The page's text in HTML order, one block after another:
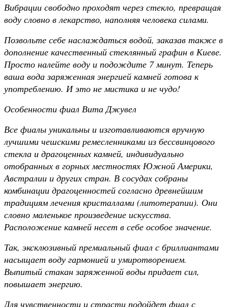
Вибрации свободно проходят через стекло, превращая
воду словно в лекарство, наполняя человека силами.
Позвольте себе наслаждаться водой, заказав также в
дополнение качественный стеклянный графин в Киеве.
Просто налейте воду и подождите 7 минут. Теперь
ваша вода заряженная энергией камней готова к
употреблению. И это не мистика и не чудо!
Особенности фиал Вита Джувел
Все фиалы уникальны и изготавливаются вручную
лучшими чешскими ремесленниками из бессвинцового
стекла и драгоценных камней, индивидуально
отобранных в горных местностях Южной Америки,
Австралии и других стран. В сосудах собраны
комбинации драгоценностей согласно древнейшим
традициям лечения кристаллами (литотерапии). Они
словно маленькое произведение искусства.
Расположение камней несет в себе особое значение.
Так, эксклюзивный премиальный фиал с бриллиантами
насыщает воду гармонией и умиротворением.
Выпитый стакан заряженной воды придает сил,
повышает энергию.
Для чувственности и страсти подойдет фиал с